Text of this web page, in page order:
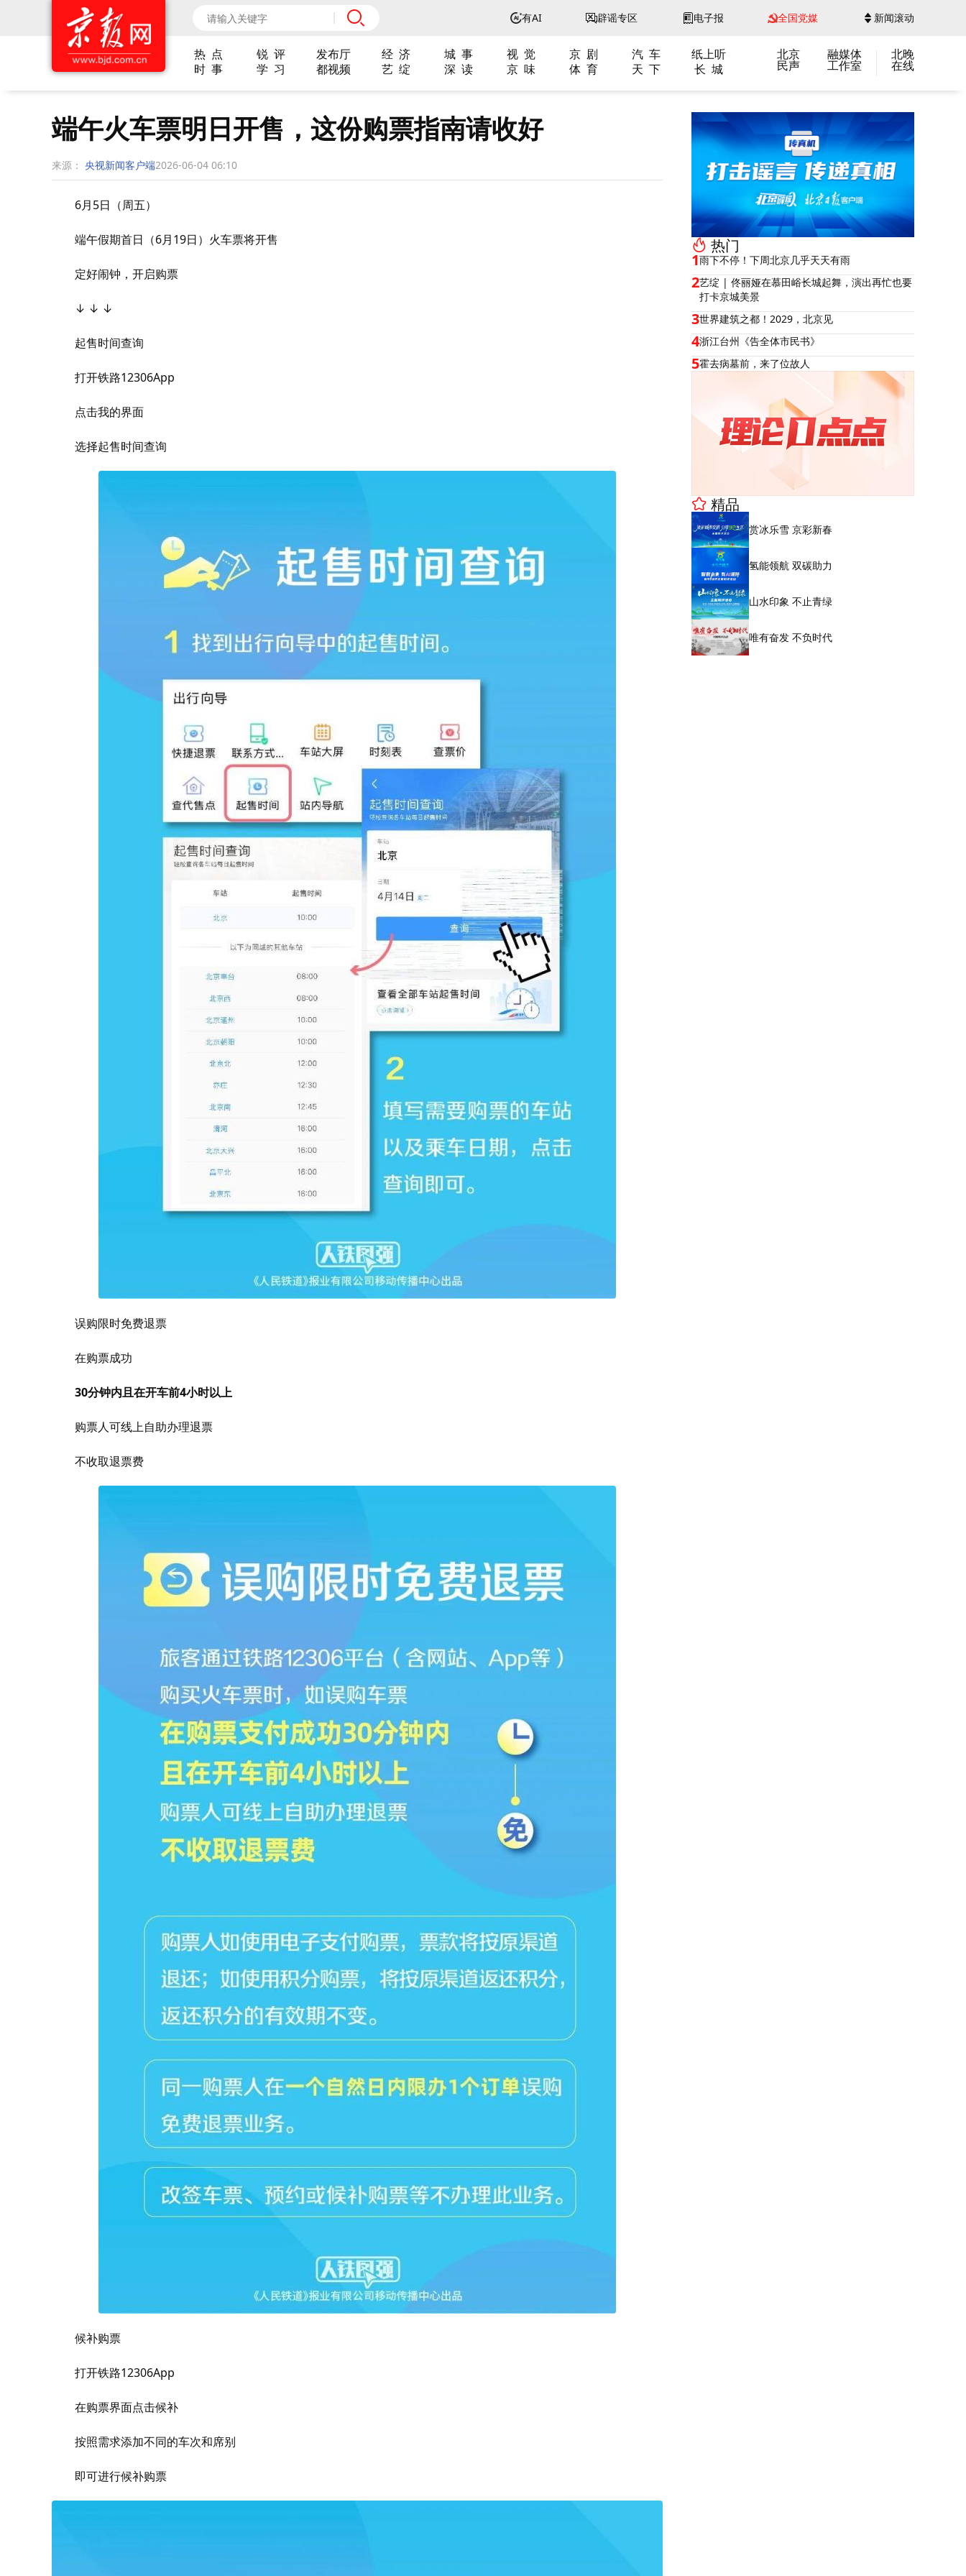
有AI 辟谣专区 电子报 全国党媒 新闻滚动
热 点 锐 评 发布厅 经 济 城 事 视 觉 京 剧 汽 车
纸上听
时 事
学 习 都视频 艺 绽 深 读 京 味 体 育 天 下 长 城
北京
民声
融媒体
工作室
北晚
在线
端午火车票明日开售，这份购票指南请收好
来源： 央视新闻客户端2026-06-04 06:10
6月5日（周五）
端午假期首日（6月19日）火车票将开售
定好闹钟，开启购票
↓ ↓ ↓
起售时间查询
打开铁路12306App
点击我的界面
选择起售时间查询
误购限时免费退票
在购票成功
30分钟内且在开车前4小时以上
购票人可线上自助办理退票
不收取退票费
候补购票
打开铁路12306App
在购票界面点击候补
按照需求添加不同的车次和席别
即可进行候补购票
热门
1雨下不停！下周北京几乎天天有雨
2艺绽 | 佟丽娅在慕田峪长城起舞，演出再忙也要
打卡京城美景
3世界建筑之都！2029，北京见
4浙江台州《告全体市民书》
5霍去病墓前，来了位故人
精品
赏冰乐雪 京彩新春
氢能领航 双碳助力
山水印象 不止青绿
唯有奋发 不负时代